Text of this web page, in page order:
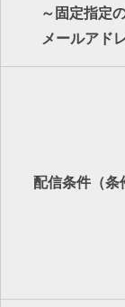
～固定指定
メールアド
配信条件（条